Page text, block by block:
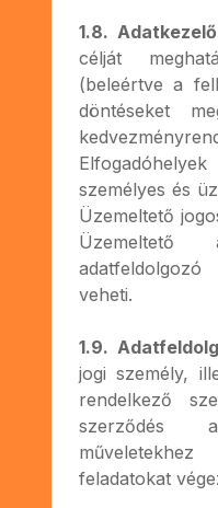
1.8.
célját
(beleértve a
döntéseket
személyes és
Üzemeltető
Üzemeltető
veheti.
1.9.
jogi személy,
rendelkező
szerződés
feladatokat